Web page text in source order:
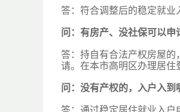
答：符合调整后的稳定就业
问： 有房产、没社保可以申
答：持自有合法产权房屋
请。在本市高明区办理居住
问： 没有产权的，入户入到
答：通过稳定居住就业入